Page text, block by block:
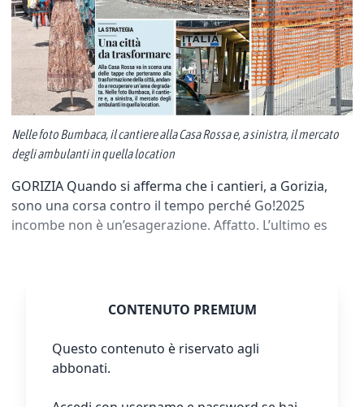
Nelle foto Bumbaca, il cantiere alla Casa Rossa e, a sinistra, il mercato
degli ambulanti in quella location
GORIZIA Quando si afferma che i cantieri, a Gorizia,
sono una corsa contro il tempo perché Go!2025
incombe non è un’esagerazione. Affatto. L’ultimo es
CONTENUTO PREMIUM
Questo contenuto è riservato agli
abbonati.